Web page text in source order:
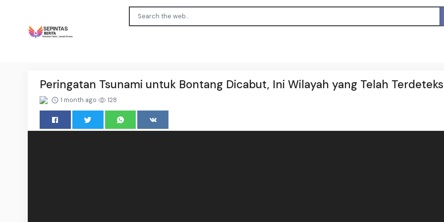
Peringatan Tsunami untuk Bontang Dicabut, Ini Wilayah yang Telah
1 month ago 128